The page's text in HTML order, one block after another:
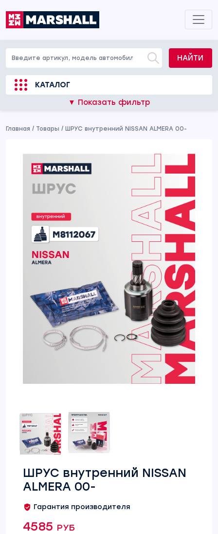
НАЙТИ
КАТАЛОГ
▼ Показать фильтр
Главная / Товары / ШРУС внутренний NISSAN ALMERA 00-
ШРУС внутренний NISSAN
ALMERA 00-
Гарантия производителя
4585 руб